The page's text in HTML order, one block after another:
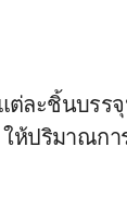
ต่ละชิ้นบรร
ให้ปริมาณก